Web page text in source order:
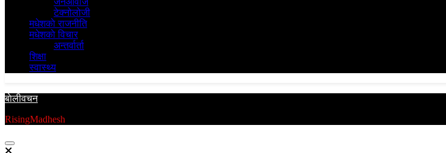
टेक्नोलोजी
मधेशकाे राजनीति
मधेशकाे विचार
अन्तर्वार्ता
शिक्षा
स्वास्थ्य
बाेलीवचन
RisingMadhesh